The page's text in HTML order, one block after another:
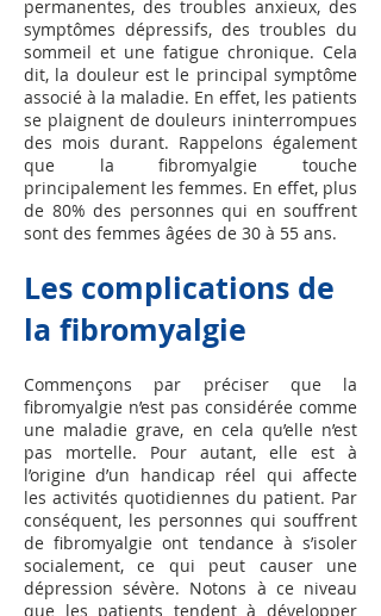
permanentes, des troubles anxieux, des
symptômes dépressifs, des troubles du
sommeil et une fatigue chronique. Cela
dit, la douleur est le principal symptôme
associé à la maladie. En effet, les patients
se plaignent de douleurs ininterrompues
des mois durant. Rappelons également
que la fibromyalgie touche
principalement les femmes. En effet, plus
de 80% des personnes qui en souffrent
sont des femmes âgées de 30 à 55 ans.
Les complications de
la fibromyalgie
Commençons par préciser que la
fibromyalgie n’est pas considérée comme
une maladie grave, en cela qu’elle n’est
pas mortelle. Pour autant, elle est à
l’origine d’un handicap réel qui affecte
les activités quotidiennes du patient. Par
conséquent, les personnes qui souffrent
de fibromyalgie ont tendance à s’isoler
socialement, ce qui peut causer une
dépression sévère. Notons à ce niveau
que les patients tendent à développer